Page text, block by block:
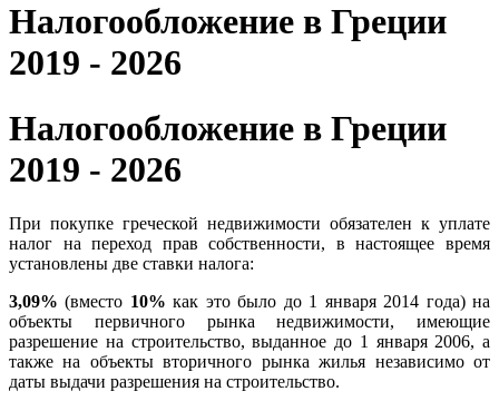
Налогообложение в Греции
2019 - 2026
Налогообложение в Греции
2019 - 2026
При покупке греческой недвижимости обязателен к уплате
налог на переход прав собственности, в настоящее время
установлены две ставки налога:
3,09%(вместо 10% как это было до 1 января 2014 года) на
объекты первичного рынка недвижимости, имеющие
разрешение на строительство, выданное до 1 января 2006, а
также на объекты вторичного рынка жилья независимо от
даты выдачи разрешения на строительство.